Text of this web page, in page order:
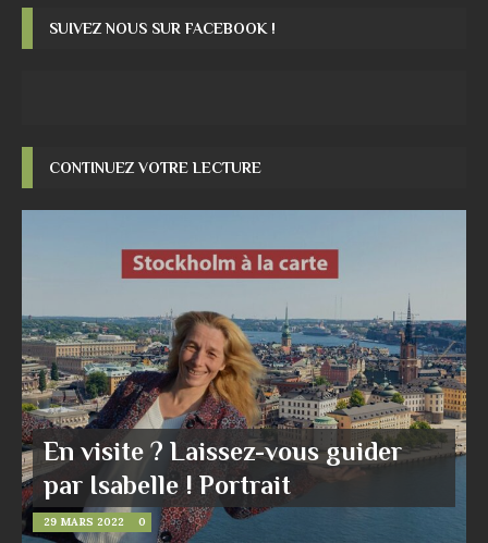
SUIVEZ NOUS SUR FACEBOOK !
CONTINUEZ VOTRE LECTURE
En visite ? Laissez-vous guider
par Isabelle ! Portrait
29 MARS 2022 0